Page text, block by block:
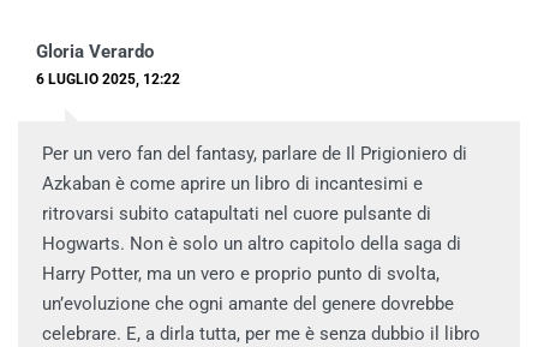
Gloria Verardo
6 LUGLIO 2025, 12:22
Per un vero fan del fantasy, parlare de Il Prigioniero di
Azkaban è come aprire un libro di incantesimi e
ritrovarsi subito catapultati nel cuore pulsante di
Hogwarts. Non è solo un altro capitolo della saga di
Harry Potter, ma un vero e proprio punto di svolta,
un’evoluzione che ogni amante del genere dovrebbe
celebrare. E, a dirla tutta, per me è senza dubbio il libro